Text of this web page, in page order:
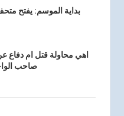
بداية الموسم: يفتح
اهي محاولة قتل ام دفاع
صاحب